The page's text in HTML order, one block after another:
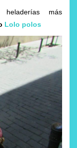
más
Lolo polos